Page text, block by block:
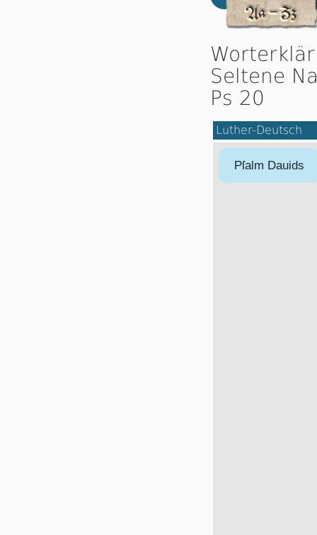
Seltene
Ps 20
Luther-Deutsch
Pſalm Dauids